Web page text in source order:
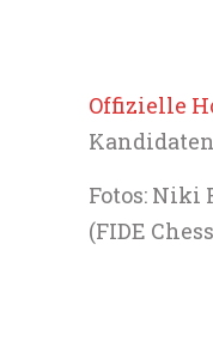
Offizielle
Fotos: Niki
(FIDE